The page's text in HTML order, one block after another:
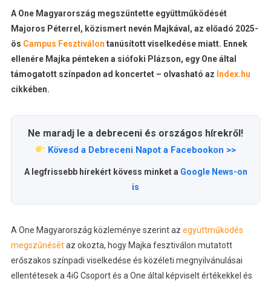
A One Magyarország megszüntette együttműködését
Majoros Péterrel, közismert nevén Majkával, az előadó 2025-
ös Campus Fesztiválon tanúsított viselkedése miatt. Ennek
ellenére Majka pénteken a siófoki Plázson, egy One által
támogatott színpadon ad koncertet – olvasható az Index.hu
cikkében.
Ne maradj le a debreceni és országos hírekről!
Kövesd a Debreceni Napot a Facebookon >>
A legfrissebb hírekért kövess minket a Google News-on
is
A One Magyarország közleménye szerint az együttműködés
megszűnésétaz okozta, hogy Majka fesztiválon mutatott
erőszakos színpadi viselkedése és közéleti megnyilvánulásai
ellentétesek a 4iG Csoport és a One által képviselt értékekkel és